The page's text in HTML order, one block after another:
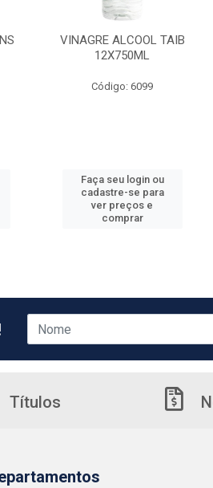
VINAGRE ALCOOL TAIB
12X750ML
Código: 6099
Faça seu login ou
cadastre-se para
ver preços e
comprar
Títulos